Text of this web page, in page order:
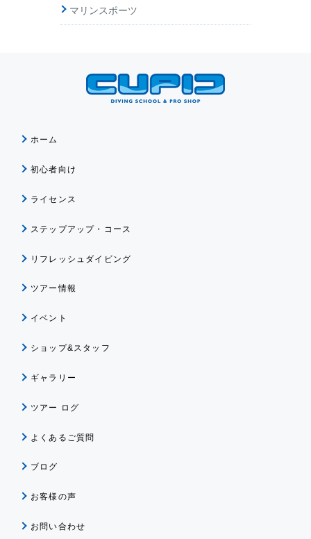
マリンスポーツ
ホーム
初心者向け
ライセンス
ステップアップ・コース
リフレッシュダイビング
ツアー情報
イベント
ショップ&スタッフ
ギャラリー
ツアー ログ
よくあるご質問
ブログ
お客様の声
お問い合わせ